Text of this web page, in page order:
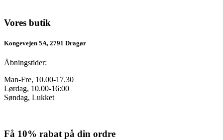
Vores butik
Kongevejen 5A, 2791 Dragør
Åbningstider:
Man-Fre, 10.00-17.30
Lørdag, 10.00-16:00
Søndag, Lukket
Få 10% rabat på din ordre